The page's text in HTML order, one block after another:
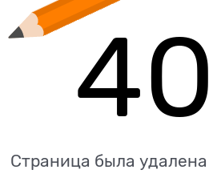
Страница была